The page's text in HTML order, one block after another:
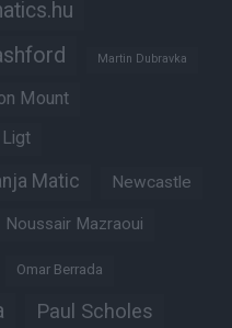
Martin Dubravka
Mount
Matic Newcastle
Noussair Mazraoui
Omar Berrada
Paul Scholes